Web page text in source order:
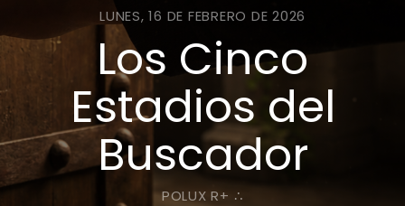
LUNES, 16 DE FEBRERO DE 2026
Los Cinco
Estadios del
Buscador
POLUX R+ ∴